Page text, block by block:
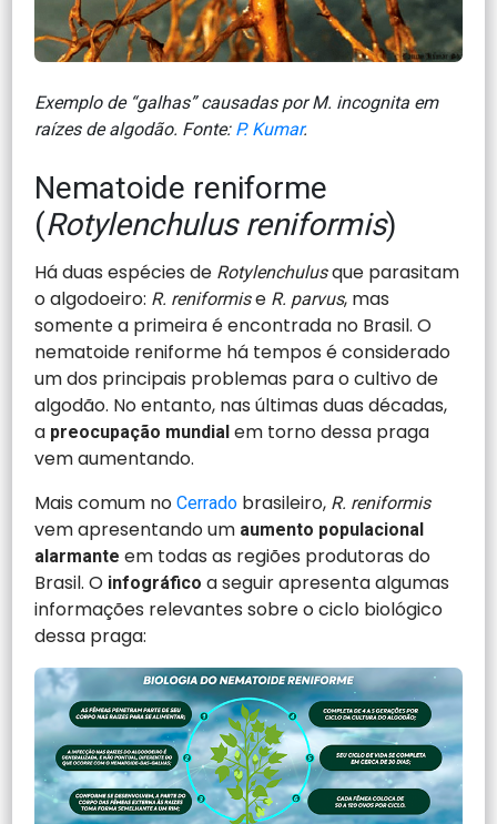
Exemplo de “galhas” causadas por M. incognita em
raízes de algodão. Fonte: P. Kumar.
Nematoide reniforme
(Rotylenchulus reniformis)
Há duas espécies de Rotylenchulusque parasitam
o algodoeiro: R. reniformise R. parvus, mas
somente a primeira é encontrada no Brasil. O
nematoide reniforme há tempos é considerado
um dos principais problemas para o cultivo de
algodão. No entanto, nas últimas duas décadas,
a preocupação mundialem torno dessa praga
vem aumentando.
Mais comum noCerrado brasileiro, R. reniformis
vem apresentando um aumento populacional
alarmante em todas as regiões produtoras do
Brasil. O infográfico a seguir apresenta algumas
informações relevantes sobre o ciclo biológico
dessa praga: